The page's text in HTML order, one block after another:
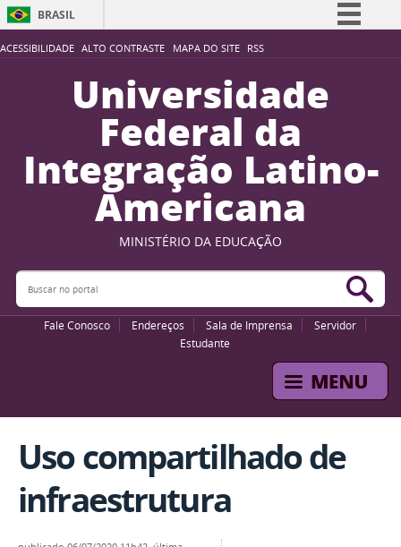
ACESSIBILIDADE ALTO CONTRASTE MAPA DO SITE RSS
BRASIL
Simplifique!
Participe
Acesso à informação
Legislação
Canais
Universidade
Federal da
Integração Latino-
Americana
MINISTÉRIO DA EDUCAÇÃO
Buscar no portal
Fale Conosco Endereços Sala de Imprensa
Servidor
Estudante
Uso compartilhado de
infraestrutura